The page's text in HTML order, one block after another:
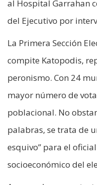
al Hospital Garrahan
del Ejecutivo por
La Primera Sección
compite Katopodis,
peronismo. Con 24
mayor número de
poblacional. No
palabras, se trata de
esquivo” para el
socioeconómico del